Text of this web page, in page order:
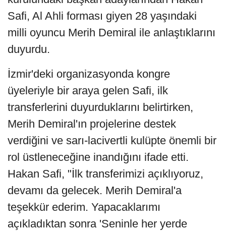
Safi, Al Ahli forması giyen 28 yaşındaki
milli oyuncu Merih Demiral ile anlaştıklarını
duyurdu.
İzmir'deki organizasyonda kongre
üyeleriyle bir araya gelen Safi, ilk
transferlerini duyurduklarını belirtirken,
Merih Demiral'ın projelerine destek
verdiğini ve sarı-lacivertli kulüpte önemli bir
rol üstleneceğine inandığını ifade etti.
Hakan Safi, "İlk transferimizi açıklıyoruz,
devamı da gelecek. Merih Demiral'a
teşekkür ederim. Yapacaklarımı
açıkladıktan sonra 'Seninle her yerde